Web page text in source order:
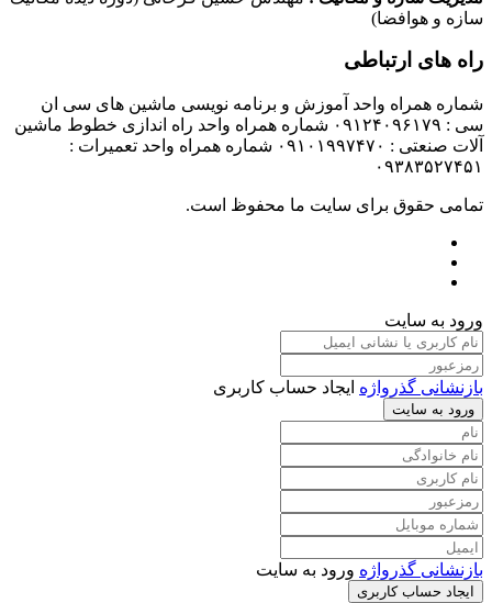
سازه و هوافضا)
راه های ارتباطی
شماره همراه واحد آموزش و برنامه نویسی ماشین های سی ان
سی : ۰۹۱۲۴۰۹۶۱۷۹ شماره همراه واحد راه اندازی خطوط ماشین
آلات صنعتی : ۰۹۱۰۱۹۹۷۴۷۰ شماره همراه واحد تعمیرات :
۰۹۳۸۳۵۲۷۴۵۱
تمامی حقوق برای سایت ما محفوظ است.
ورود به سایت
بازنشانی گذرواژه ایجاد حساب کاربری
ورود به سایت
بازنشانی گذرواژه ورود به سایت
ایجاد حساب کاربری